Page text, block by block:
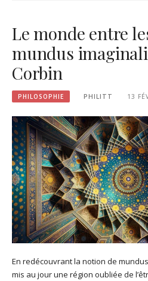
Le monde entre
mundus
Corbin
PHILOSOPHIE PHILITT 13
En redécouvrant la notion de
mis au jour une région oubliée de